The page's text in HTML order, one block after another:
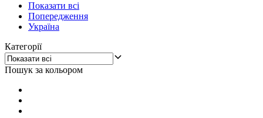
Показати всі
Попередження
Україна
Категорії
Пошук за кольором